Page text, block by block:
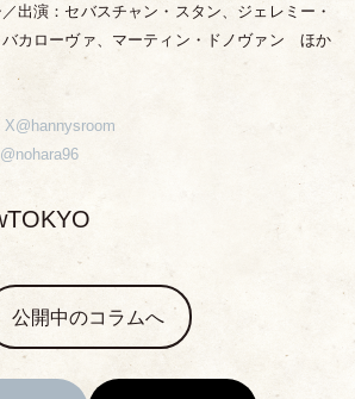
出演：セバスチャン ・ スタン、ジェレミー ・
バカローヴァ、マーティン ・ ドノヴァン ほか
X@hannysroom
公開中のコラムへ